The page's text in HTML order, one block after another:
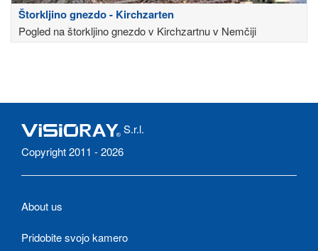
Štorkljino gnezdo - Kirchzarten
Pogled na štorkljino gnezdo v Kirchzartnu v Nemčiji
S.r.l.
Copyright 2011 - 2026
About us
Pridobite svojo kamero